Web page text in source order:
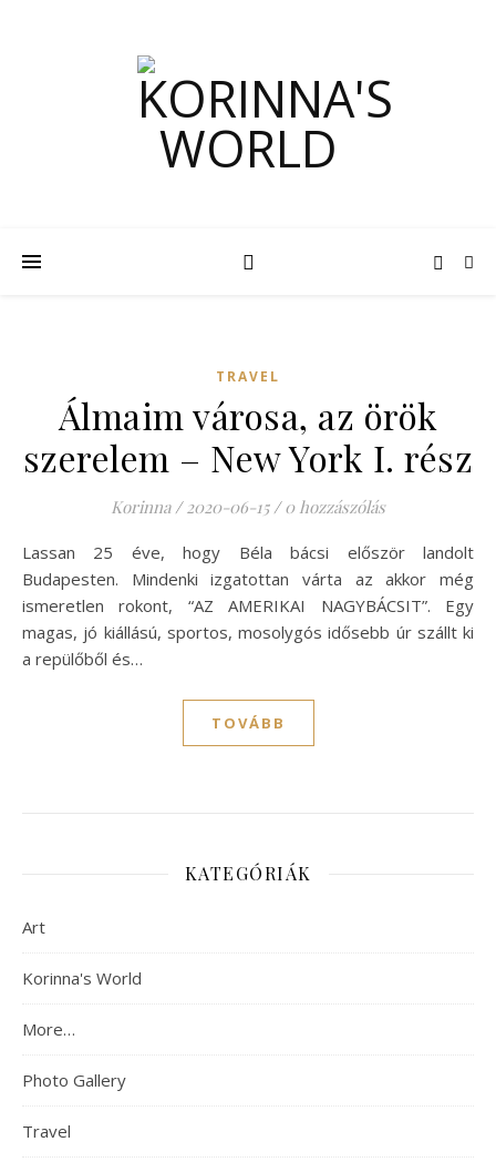
TRAVEL
Álmaim városa, az örök
szerelem – New York I. rész
Korinna / 2020-06-15 / 0 hozzászólás
Lassan 25 éve, hogy Béla bácsi először landolt
Budapesten. Mindenki izgatottan várta az akkor még
ismeretlen rokont, “AZ AMERIKAI NAGYBÁCSIT”. Egy
magas, jó kiállású, sportos, mosolygós idősebb úr szállt ki
a repülőből és…
TOVÁBB
KATEGÓRIÁK
Art
Korinna's World
More…
Photo Gallery
Travel